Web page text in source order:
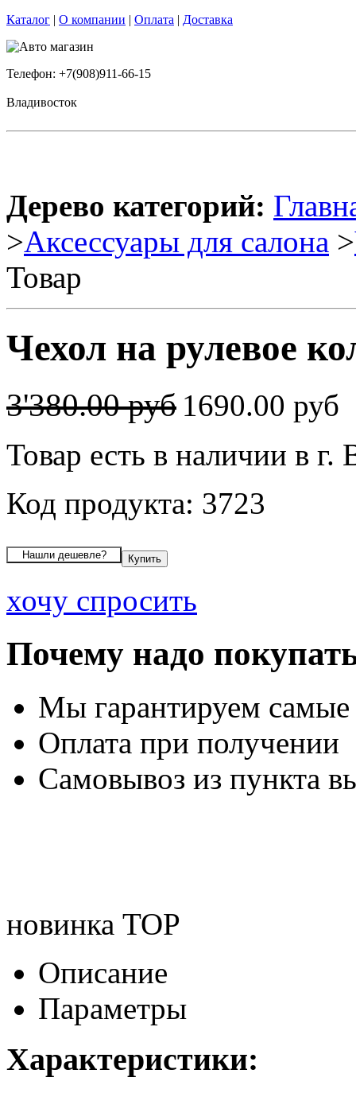
Каталог | О компании | Оплата | Доставка
Телефон: +7(908)911-66-15
Владивосток
Дерево категорий:
>Аксессуары для салона >
Товар
Чехол на рулевое
3'380.00 руб 1690.00 руб
Товар есть в наличии в г.
Код продукта: 3723
хочу спросить
Почему надо
Мы гарантируем
Оплата при получении
Самовывоз из пункта
новинка TOP
Описание
Параметры
Характеристики: